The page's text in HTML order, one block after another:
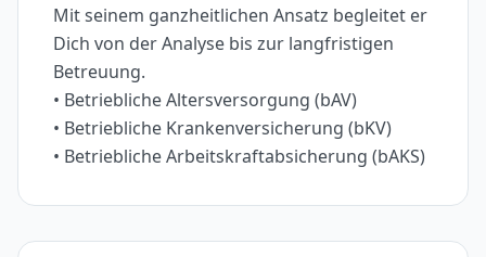
Mit seinem ganzheitlichen Ansatz begleitet er
Dich von der Analyse bis zur langfristigen
Betreuung.
• Betriebliche Altersversorgung (bAV)
• Betriebliche Krankenversicherung (bKV)